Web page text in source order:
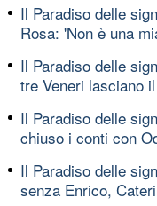
Il Paradiso delle
Rosa: 'Non è una
Il Paradiso delle
tre Veneri lasciano
Il Paradiso delle
chiuso i conti con
Il Paradiso delle
senza Enrico,